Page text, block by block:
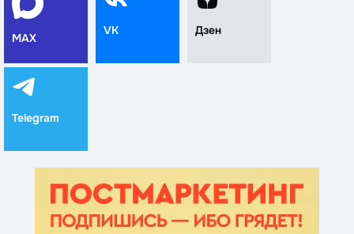
MAX
VK Дзен
Telegram